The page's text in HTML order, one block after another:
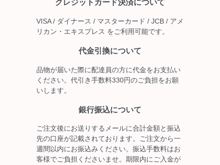
クレジットカード決済について
VISA / ダイナース / マスターカード / JCB / アメ
リカン・エキスプレス をご利用可能です。
代金引換について
品物が届いた際に配達員の方に代金をお支払い
ください。代引き手数料330円のご負担をお願
いします。
銀行振込について
ご注文後にお送りするメールに合計金額と振込
先の口座が記載されております。ご注文から一
週間以内にお振込みください。振込手数料はお
客様でご負担くださいませ。期限内にご入金が